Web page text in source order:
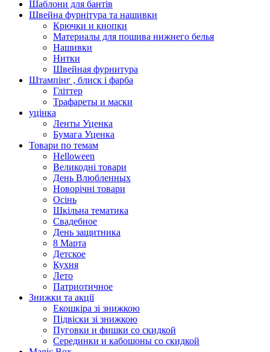
Шаблони для бантів
Швейна фурнітура та нашивки
Крючки и кнопки
Материалы для пошива нижнего белья
Нашивки
Нитки
Швейная фурнитура
Штампінг , блиск і фарба
Гліттер
Трафареты и маски
уцінка
Ленты Уценка
Бумага Уценка
Товари по темам
Helloween
Великодні товари
День Влюбленных
Новорічні товари
Осінь
Шкільна тематика
Свадебное
День защитника
8 Марта
Детское
Кухня
Лето
Патриотичное
Знижки та акції
Екошкіра зі знижкою
Підвіски зі знижкою
Пуговки и фишки со скидкой
Серединки и кабошоны со скидкой